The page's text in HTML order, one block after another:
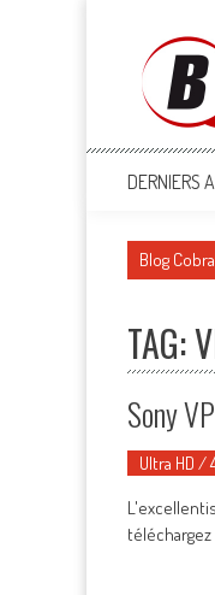
Blog
Toute l'actu
DERNIERS
Blog
TAG:
Sony
Ultra HD /
téléchargez